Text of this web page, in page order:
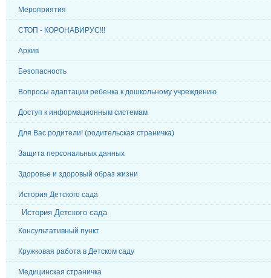
Мероприятия
СТОП - КОРОНАВИРУС!!!
Архив
Безопасность
Вопросы адаптации ребенка к дошкольному учреждению
Доступ к информационным системам
Для Вас родители! (родительская страничка)
Защита персональных данных
Здоровье и здоровый образ жизни
История Детского сада
История Детского сада
Консультативный пункт
Кружковая работа в Детском саду
Медицинская страничка